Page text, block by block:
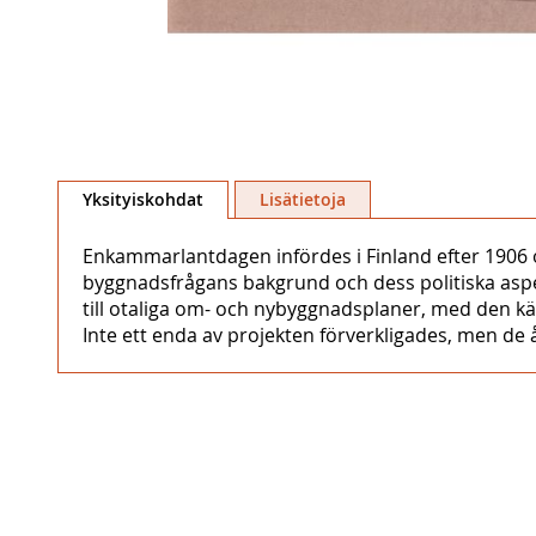
to
the
images
gallery
Yksityiskohdat
Enkammarlantdagen infördes i Finland efter
byggnadsfrågans bakgrund och dess politiska
till otaliga om- och nybyggnadsplaner, med den
Inte ett enda av projekten förverkligades, men
Lisätietoja